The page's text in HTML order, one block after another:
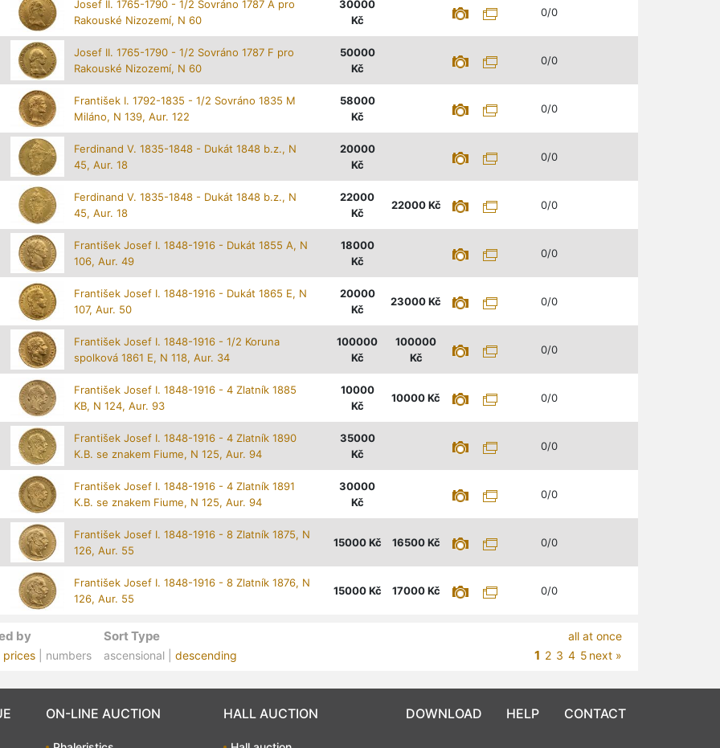
Josef II. 1765-1790 - 1/2 Sovráno 1787 A pro
Rakouské Nizozemí, N 60
30000
Kč
0/0
Josef II. 1765-1790 - 1/2 Sovráno 1787 F pro
Rakouské Nizozemí, N 60
50000
Kč
0/0
František I. 1792-1835 - 1/2 Sovráno 1835 M
Miláno, N 139, Aur. 122
58000
Kč
0/0
Ferdinand V. 1835-1848 - Dukát 1848 b.z., N
45, Aur. 18
20000
Kč
0/0
Ferdinand V. 1835-1848 - Dukát 1848 b.z., N
45, Aur. 18
22000
Kč
22000 Kč 0/0
František Josef I. 1848-1916 - Dukát 1855 A, N
106, Aur. 49
18000
Kč
0/0
František Josef I. 1848-1916 - Dukát 1865 E, N
107, Aur. 50
20000
Kč
23000Kč 0/0
František Josef I. 1848-1916 - 1/2 Koruna
spolková 1861 E, N 118, Aur. 34
100000
Kč
100000
Kč
0/0
František Josef I. 1848-1916 - 4 Zlatník 1885
KB, N 124, Aur. 93
10000
Kč
10000Kč 0/0
František Josef I. 1848-1916 - 4 Zlatník 1890
K.B. se znakem Fiume, N 125, Aur. 94
35000
Kč
0/0
František Josef I. 1848-1916 - 4 Zlatník 1891
K.B. se znakem Fiume, N 125, Aur. 94
30000
Kč
0/0
František Josef I. 1848-1916 - 8 Zlatník 1875, N
126, Aur. 55
15000 Kč 16500 Kč 0/0
František Josef I. 1848-1916 - 8 Zlatník 1876, N
126, Aur. 55
15000 Kč 17000 Kč 0/0
by
prices| numbers
Sort Type
ascensional | descending
all at once
1 2 3 4 5 next »
ON-LINE AUCTION HALL AUCTION DOWNLOAD HELP CONTACT